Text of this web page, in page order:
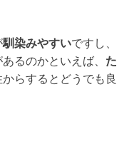
馴染みやすいですし、
るのかといえば、 た
らするとどうでも良